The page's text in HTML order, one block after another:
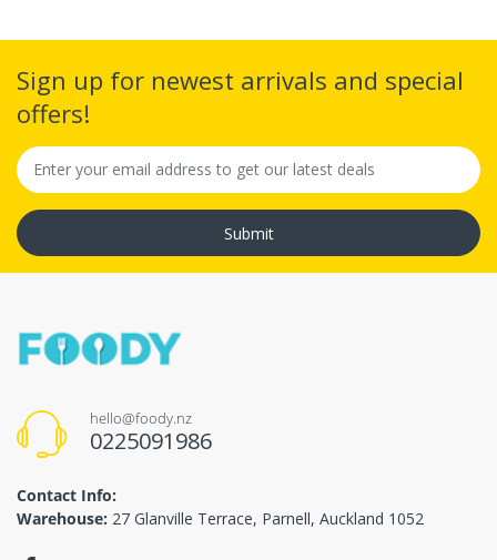
Sign up for newest arrivals and special
offers!
Submit
hello@foody.nz
0225091986
Contact Info:
Warehouse: 27 Glanville Terrace, Parnell, Auckland 1052